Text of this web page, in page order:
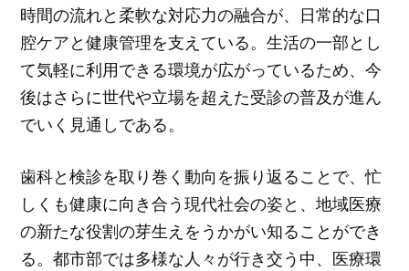
時間の流れと柔軟な対応力の融合が、日常的な口
腔ケアと健康管理を支えている。生活の一部とし
て気軽に利用できる環境が広がっているため、今
後はさらに世代や立場を超えた受診の普及が進ん
でいく見通しである。
歯科と検診を取り巻く動向を振り返ることで、忙
しくも健康に向き合う現代社会の姿と、地域医療
の新たな役割の芽生えをうかがい知ることができ
る。都市部では多様な人々が行き交う中、医療環